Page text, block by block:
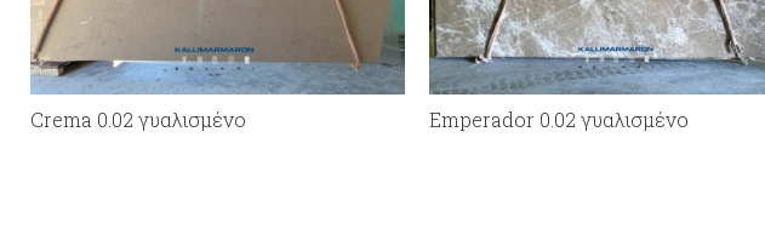
Crema 0.02 γυαλισμένο Emperador 0.02 γυαλισμένο